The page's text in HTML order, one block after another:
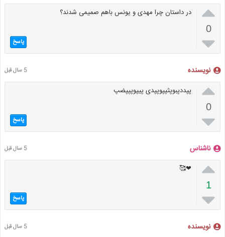

0

در داستان چرا مهدی و یونس باهم صمیمی شدند؟
پاسخ
نویسنده 5 سال قبل

0

پپددپبوپثپپوپپدی پیپوپپپضپ
پاسخ
ناشناس 5 سال قبل

1

❤🥰
پاسخ
نویسنده 5 سال قبل